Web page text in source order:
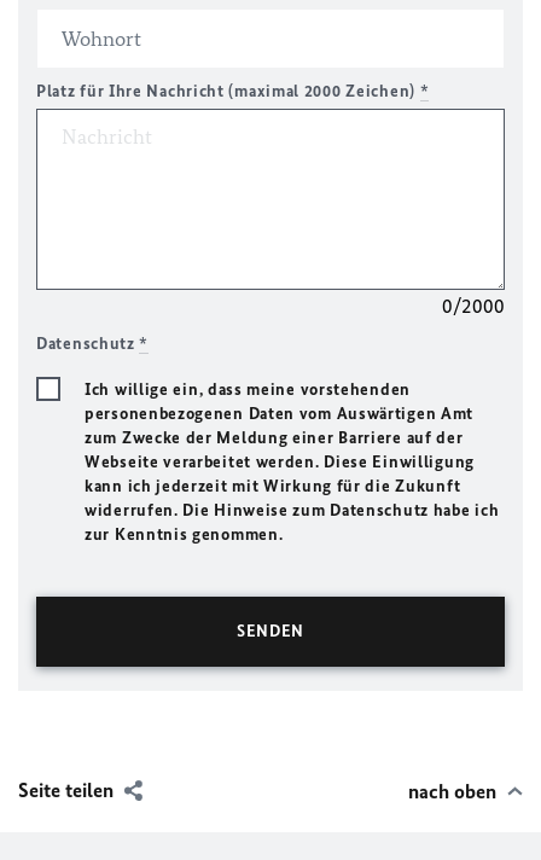
Platz für Ihre Nachricht (maximal 2000 Zeichen) *
0/2000
Datenschutz*
Ich willige ein, dass meine vorstehenden
personenbezogenen Daten vom Auswärtigen Amt
zum Zwecke der Meldung einer Barriere auf der
Webseite verarbeitet werden. Diese Einwilligung
kann ich jederzeit mit Wirkung für die Zukunft
widerrufen. Die Hinweise zum Datenschutz habe ich
zur Kenntnis genommen.
Seite teilen nach oben